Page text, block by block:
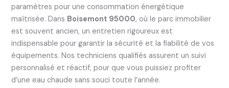
paramètres pour une consommation énergétique
maîtrisée. Dans Boisemont 95000, où le parc immobilier
est souvent ancien, un entretien rigoureux est
indispensable pour garantir la sécurité et la fiabilité de vos
équipements. Nos techniciens qualifiés assurent un suivi
personnalisé et réactif, pour que vous puissiez profiter
d’une eau chaude sans souci toute l’année.